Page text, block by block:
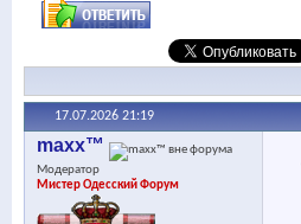
17.07.2026 21:19
maxx™
Модератор
Мистер Одесский Форум